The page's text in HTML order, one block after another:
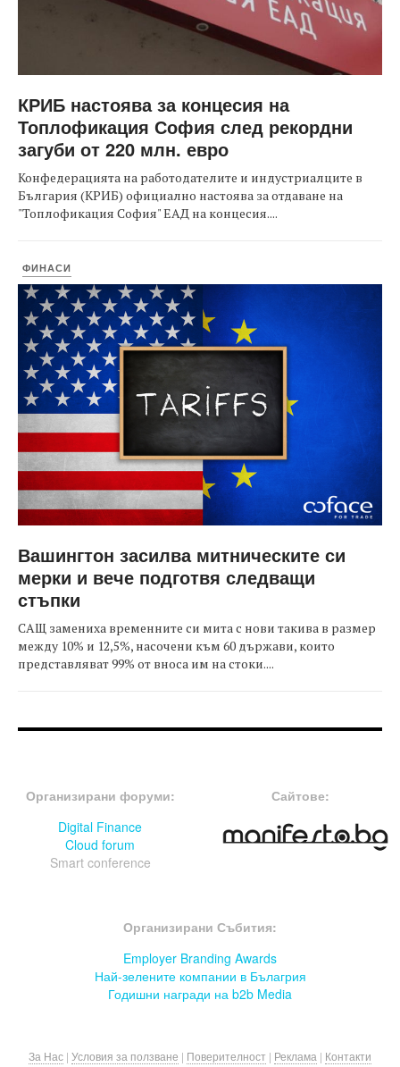
КРИБ настоява за концесия на
Топлофикация София след рекордни
загуби от 220 млн. евро
Конфедерацията на работодателите и индустриалците в
България (КРИБ) официално настоява за отдаване на
"Топлофикация София" ЕАД на концесия....
ФИНАСИ
Вашингтон засилва митническите си
мерки и вече подготвя следващи
стъпки
САЩ замениха временните си мита с нови такива в размер
между 10% и 12,5%, насочени към 60 държави, които
представляват 99% от вноса им на стоки....
Организирани форуми:
Digital Finance
Cloud forum
Smart conference
Сайтове:
Организирани Събития:
Employer Branding Awards
Най-зелените компании в Бълагрия
Годишни награди на b2b Media
За Нас | Условия за ползване | Поверителност | Реклама | Контакти